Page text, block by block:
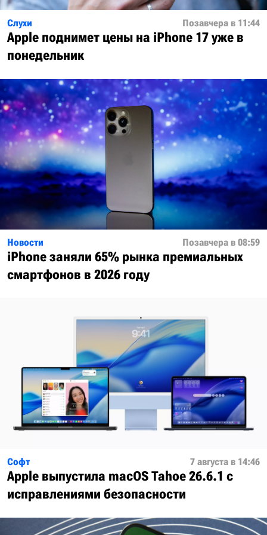
Слухи Позавчера в 11:44
Apple поднимет цены на iPhone 17 уже в
понедельник
Новости Позавчера в 08:59
iPhone заняли 65% рынка премиальных
смартфонов в 2026 году
Софт 7 августа в 14:46
Apple выпустила macOS Tahoe 26.6.1 с
исправлениями безопасности